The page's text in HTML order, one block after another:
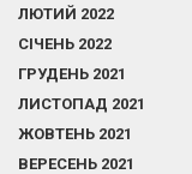
ЛЮТИЙ 2022
СІЧЕНЬ 2022
ГРУДЕНЬ 2021
ЛИСТОПАД 2021
ЖОВТЕНЬ 2021
ВЕРЕСЕНЬ 2021